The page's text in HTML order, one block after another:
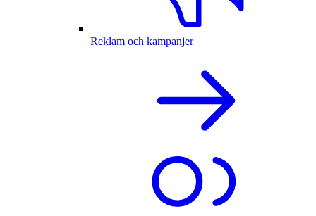
Reklam och kampanjer